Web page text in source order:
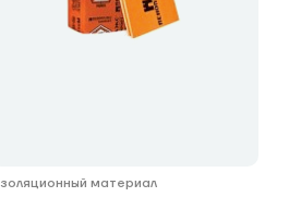
материал